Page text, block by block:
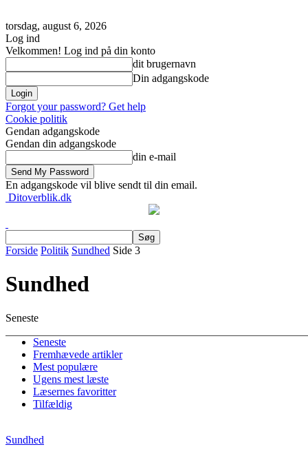
torsdag, august 6, 2026
Log ind
Velkommen! Log ind på din konto
dit brugernavn
Din adgangskode
Forgot your password? Get help
Cookie politik
Gendan adgangskode
Gendan din adgangskode
din e-mail
En adgangskode vil blive sendt til din email.
Ditoverblik.dk
Forside Politik Sundhed Side 3
Sundhed
Seneste
Seneste
Fremhævede artikler
Mest populære
Ugens mest læste
Læsernes favoritter
Tilfældig
Sundhed